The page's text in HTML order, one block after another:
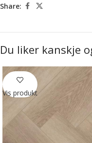
Share:
Du liker kanskje
Vis produkt